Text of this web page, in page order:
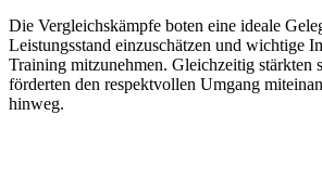
Die Vergleichskämpfe boten eine ideale
Leistungsstand einzuschätzen und wichtige
Training mitzunehmen. Gleichzeitig stärkten
förderten den respektvollen Umgang
hinweg.